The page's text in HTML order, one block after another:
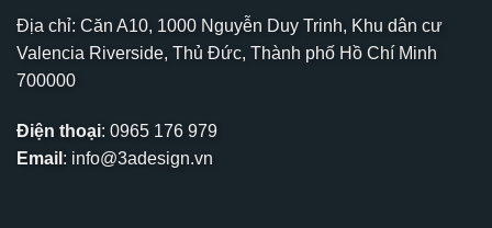
Địa chỉ: Căn A10, 1000 Nguyễn Duy Trinh, Khu dân cư
Valencia Riverside, Thủ Đức, Thành phố Hồ Chí Minh
700000
Điện thoại: 0965 176 979
Email : info@3adesign.vn